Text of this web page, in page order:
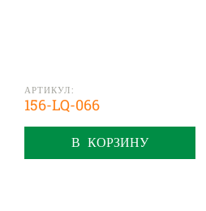
АРТИКУЛ:
156-LQ-066
В КОРЗИНУ